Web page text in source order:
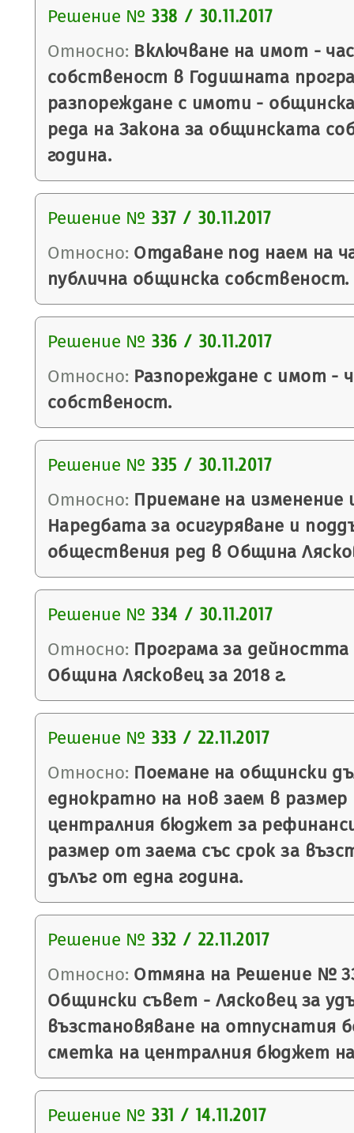
Решение № 338 / 30.11.2017
Относно: Включване на имот -
собственост в Годишната
разпореждане с имоти -
реда на Закона за общинската
година.
Решение № 337 / 30.11.2017
Относно: Отдаване под наем на
публична общинска собственост.
Решение № 336 / 30.11.2017
Относно: Разпореждане с имот -
собственост.
Решение № 335 / 30.11.2017
Относно: Приемане на изменение
Наредбата за осигуряване и
обществения ред в Община
Решение № 334 / 30.11.2017
Относно: Програма за
Община Лясковец за 2018 г.
Решение № 333 / 22.11.2017
Относно: Поемане на общински
еднократно на нов заем в
централния бюджет за
размер от заема със срок за
дълъг от една година.
Решение № 332 / 22.11.2017
Относно: Отмяна на Решение №
Общински съвет - Лясковец за
възстановяване на отпуснатия
сметка на централния бюджет
Решение № 331 / 14.11.2017